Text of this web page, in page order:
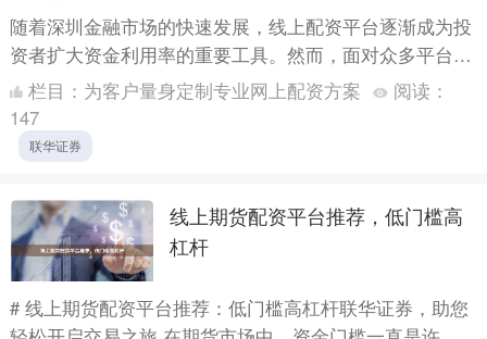
随着深圳金融市场的快速发展，线上配资平台逐渐成为投
资者扩大资金利用率的重要工具。然而，面对众多平台，
如何选择合规、安全的配资服务成为关键。本文将为您梳
理深圳线上....
栏目： 为客户量身定制专业网上配资方案
阅读：
147
联华证券
线上期货配资平台推荐，低门槛高
杠杆
# 线上期货配资平台推荐：低门槛高杠杆联华证券，助您